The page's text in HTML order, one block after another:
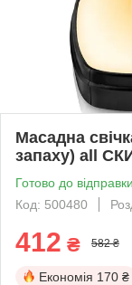
Масадна
запаху) all
Готово до відправки
Код: 500480
412 ₴ 582 ₴
Економія 170 ₴